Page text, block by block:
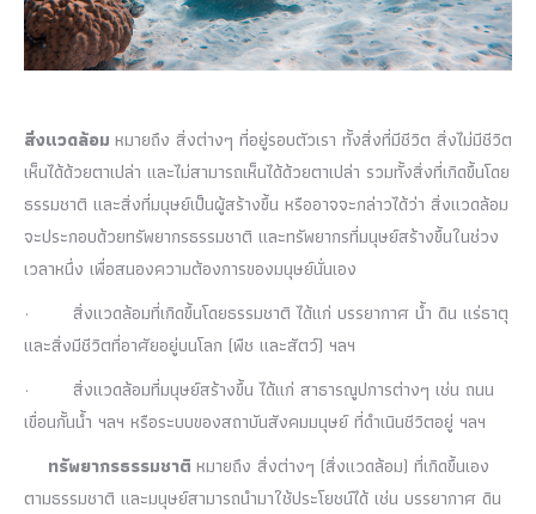
สิ่งแวดล้อม หมายถึง สิ่งต่างๆ ที่อยู่รอบตัวเรา ทั้งสิ่งที่มีชีวิต สิ่งไม่มีชีวิต
เห็นได้ด้วยตาเปล่า และไม่สามารถเห็นได้ด้วยตาเปล่า รวมทั้งสิ่งที่เกิดขึ้นโดย
ธรรมชาติ และสิ่งที่มนุษย์เป็นผู้สร้างขึ้น หรืออาจจะกล่าวได้ว่า สิ่งแวดล้อม
จะประกอบด้วยทรัพยากรธรรมชาติ และทรัพยากรที่มนุษย์สร้างขึ้นในช่วง
เวลาหนึ่ง เพื่อสนองความต้องการของมนุษย์นั่นเอง
· สิ่งแวดล้อมที่เกิดขึ้นโดยธรรมชาติ ได้แก่ บรรยากาศ น้ำ ดิน แร่ธาตุ
และสิ่งมีชีวิตที่อาศัยอยู่บนโลก (พืช และสัตว์) ฯลฯ
· สิ่งแวดล้อมที่มนุษย์สร้างขึ้น ได้แก่ สาธารณูปการต่างๆ เช่น ถนน
เขื่อนกั้นน้ำ ฯลฯ หรือระบบของสถาบันสังคมมนุษย์ ที่ดำเนินชีวิตอยู่ ฯลฯ
ทรัพยากรธรรมชาติ หมายถึง สิ่งต่างๆ (สิ่งแวดล้อม) ที่เกิดขึ้นเอง
ตามธรรมชาติ และมนุษย์สามารถนำมาใช้ประโยชน์ได้ เช่น บรรยากาศ ดิน